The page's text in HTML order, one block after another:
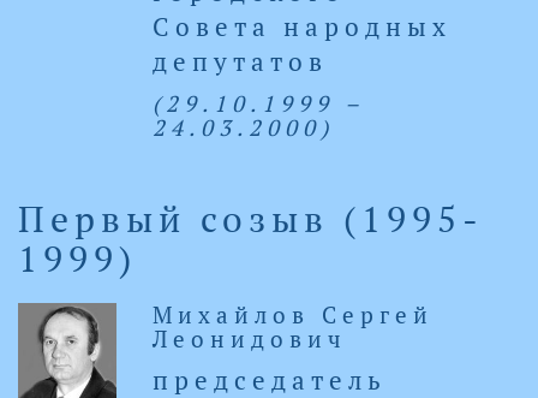
Совета народных
депутатов
(29.10.1999 –
24.03.2000)
Первый созыв (1995-
1999)
Михайлов Сергей
Леонидович
председатель